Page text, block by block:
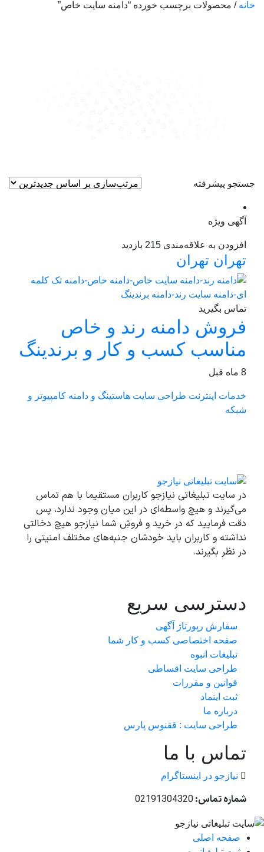
خانه / محصولات برچسب خورده “دامنه سایت خاص”
جستجو پیشرفته
آگهی ویژه
افزودن به علاقه‌مندی 215 بازدید
تهران تهران
تماس بگیرید
فروش دامنه رند و خاص
مناسب کسب و کار و برندینگ
8 ماه قبل
خدمات اینترنت طراحی سایت هاستینگ و دامنه کامپیوتر و
شبکه
در سایت تبلیغاتی نیازجو کاربران مستقیما با هم تماس
می‌گیرند و هیچ واسطه‌ای در این میان وجود ندارد، پس
دقت فرمایید که در خرید و فروشِ شما نیازجو هیچ دخالتی
نداشته و کاربران باید خودشان جنبه‌های مختلف امنیتی را
در نظر بگیرند.
دسترسی سریع
سفارش رپورتاژ آگهی
صفحه اختصاصی کسب و کار شما
تبلیغات انبوه
طراحی سایت اقساطی
قوانین و مقررات
ثبت اینماد
درباره ما
طراحی سایت : ققنوس پارس
تماس با ما
نیازجو در اینستاگرام
شماره تماس:02191304320
صفحه اصلی